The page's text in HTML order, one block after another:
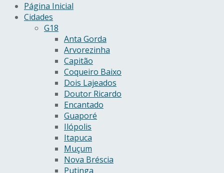
Página Inicial
Cidades
G18
Anta Gorda
Arvorezinha
Capitão
Coqueiro Baixo
Dois Lajeados
Doutor Ricardo
Encantado
Guaporé
Ilópolis
Itapuca
Muçum
Nova Bréscia
Putinga